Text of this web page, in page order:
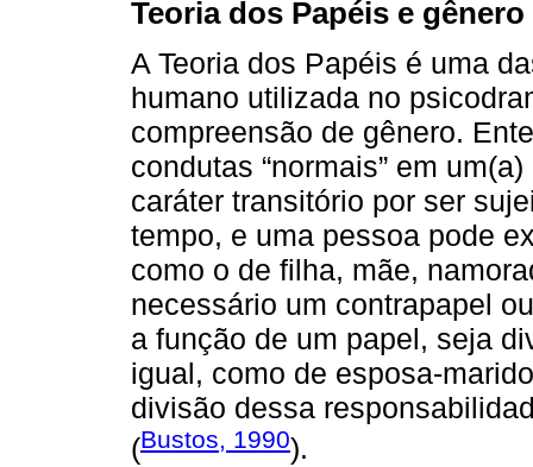
Teoria dos Papéis e gênero
A Teoria dos Papéis é uma
humano utilizada no
compreensão de gênero.
condutas “normais” em
caráter transitório por ser
tempo, e uma pessoa pode
como o de filha, mãe,
necessário um contrapapel
a função de um papel, seja
igual, como de esposa-
divisão dessa
(Bustos, 1990).